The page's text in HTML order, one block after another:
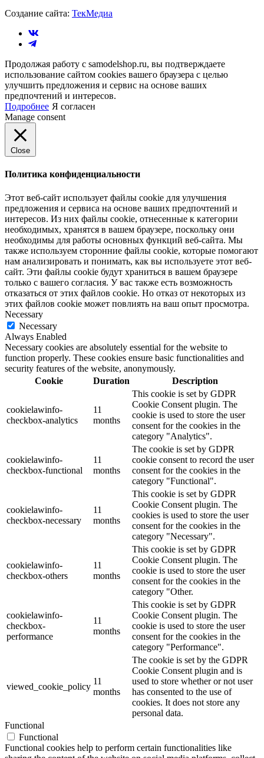
Создание сайта: ТекМедиа
Продолжая работу с samodelshop.ru, вы подтверждаете
использование сайтом cookies вашего браузера с целью
улучшить предложения и сервис на основе ваших
предпочтений и интересов.
Подробнее Я согласен
Manage consent
Close
Политика конфиденциальности
Этот веб-сайт использует файлы cookie для улучшения
предложения и сервиса на основе ваших предпочтений и
интересов. Из них файлы cookie, отнесенные к категории
необходимых, хранятся в вашем браузере, поскольку они
необходимы для работы основных функций веб-сайта. Мы
также используем сторонние файлы cookie, которые помогают
нам анализировать и понимать, как вы используете этот веб-
сайт. Эти файлы cookie будут храниться в вашем браузере
только с вашего согласия. У вас также есть возможность
отказаться от этих файлов cookie. Но отказ от некоторых из
этих файлов cookie может повлиять на ваш опыт просмотра.
Necessary
Necessary
Always Enabled
Necessary cookies are absolutely essential for the website to
function properly. These cookies ensure basic functionalities and
security features of the website, anonymously.
Cookie
Duration Description
cookielawinfo-
checkbox-analytics
11
months
This cookie is set by GDPR
Cookie Consent plugin. The
cookie is used to store the user
consent for the cookies in the
category "Analytics".
cookielawinfo-
checkbox-functional
11
months
The cookie is set by GDPR
cookie consent to record the user
consent for the cookies in the
category "Functional".
cookielawinfo-
checkbox-necessary
11
months
This cookie is set by GDPR
Cookie Consent plugin. The
cookies is used to store the user
consent for the cookies in the
category "Necessary".
cookielawinfo-
checkbox-others
11
months
This cookie is set by GDPR
Cookie Consent plugin. The
cookie is used to store the user
consent for the cookies in the
category "Other.
cookielawinfo-
checkbox-
performance
11
months
This cookie is set by GDPR
Cookie Consent plugin. The
cookie is used to store the user
consent for the cookies in the
category "Performance".
viewed_cookie_policy
11
months
The cookie is set by the GDPR
Cookie Consent plugin and is
used to store whether or not user
has consented to the use of
cookies. It does not store any
personal data.
Functional
Functional
Functional cookies help to perform certain functionalities like